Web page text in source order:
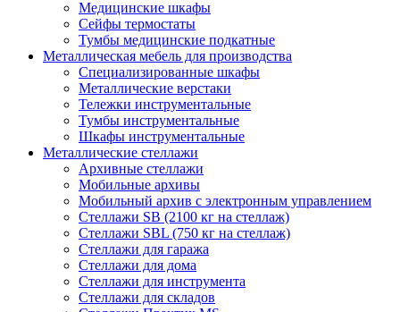
Медицинские шкафы
Сейфы термостаты
Тумбы медицинские подкатные
Металлическая мебель для производства
Cпециализированные шкафы
Металлические верстаки
Тележки инструментальные
Тумбы инструментальные
Шкафы инструментальные
Металлические стеллажи
Архивные стеллажи
Мобильные архивы
Мобильный архив с электронным управлением
Стеллажи SB (2100 кг на стеллаж)
Стеллажи SBL (750 кг на стеллаж)
Стеллажи для гаража
Стеллажи для дома
Стеллажи для инструмента
Стеллажи для складов